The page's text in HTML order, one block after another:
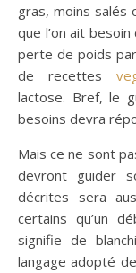
gras, moins salés
que l’on ait
perte de poids
de recettes
lactose. Bref, le
besoins devra
Mais ce ne sont
devront guider
décrites sera
certains qu’un
signifie de
langage adopté